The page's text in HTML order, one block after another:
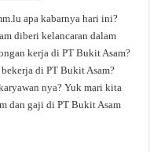
apa kabarnya hari ini?
diberi kelancaran dalam
kerja di PT Bukit Asam?
di PT Bukit Asam?
nya? Yuk mari kita
dan gaji di PT Bukit Asam